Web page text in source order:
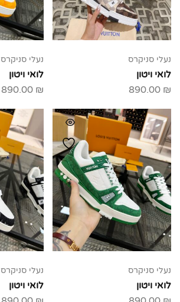
נעלי סניקרס
לואי ויטון
890.00 ₪
נעלי סניקרס
לואי ויטון
890.00 ₪
נעלי סניקרס
לואי ויטון
נעלי סניקרס
לואי ויטון